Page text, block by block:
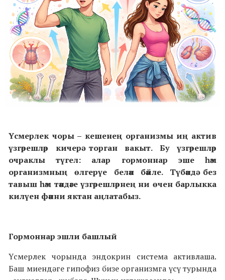
Үсмерлек чоры – кешенең организмы иң актив
үзгәрешләр кичерә торган вакыт. Бу үзгәрешләр
очраклы түгел: алар гормоннар эше һәм
организмның өлгерүе белән бәйле. Түбәндә без
тавыш һәм тәндәге үзгәрешләрнең ни өчен барлыкка
килүен фәнни яктан аңлатабыз.
Гормоннар эшли башлый
Үсмерлек чорында эндокрин система активлаша.
Баш миендәге гипофиз бизе организмга үсү турында